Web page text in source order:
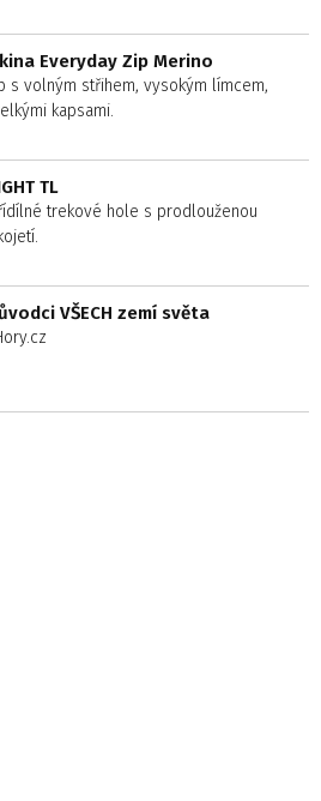
Everyday Zip Merino
s volným střihem, vysokým límcem,
kapsami.
TL
trekové hole s prodlouženou
VŠECH zemí světa